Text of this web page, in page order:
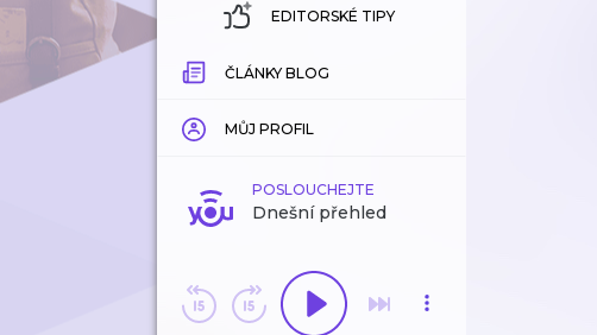
EDITORSKÉ TIPY
ČLÁNKY BLOG
MŮJ PROFIL
POSLOUCHEJTE
Dnešní přehled